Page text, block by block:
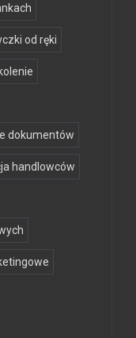
od ręki
dokumentów
handlowców